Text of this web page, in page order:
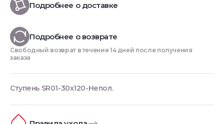
Подробнее о доставке
Подробнее о возврате
Свободный возврат в течение 14 дней после получения
заказа
Ступень SR01-30x120-Непол.